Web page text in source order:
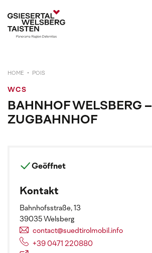
HOME POIS
WCS
BAHNHOF WELSBERG
ZUGBAHNHOF
Geöffnet
Kontakt
Bahnhofsstraße, 13
39035 Welsberg
contact@suedtirolmobil.info
+39 0471 220880